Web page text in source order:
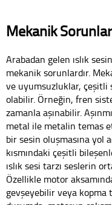
Mekanik Sorunlar
Arabadan gelen ıslık
mekanik sorunlardır.
ve uyumsuzluklar, çeşitli
olabilir. Örneğin, fren
zamanla aşınabilir.
metal ile metalin temas
bir sesin oluşmasına yol
kısmındaki çeşitli
ıslık sesi tarzı seslerin
Özellikle motor
gevşeyebilir veya kopma